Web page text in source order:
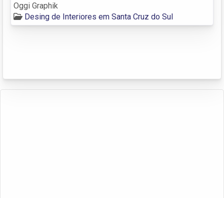
Oggi Graphik
Desing de Interiores em Santa Cruz do Sul